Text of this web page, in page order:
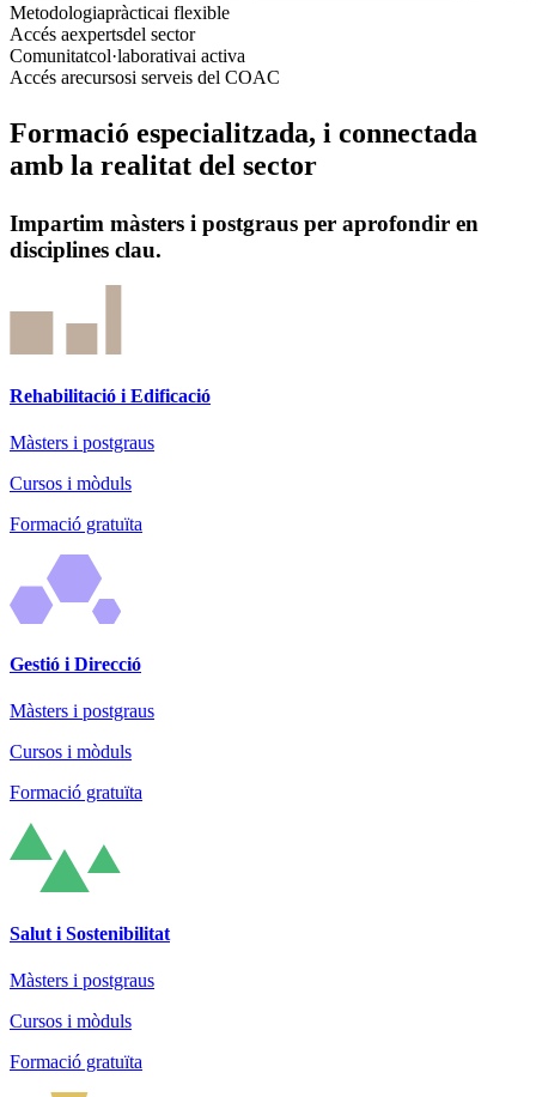
Metodologiapràcticai flexible
Accés aexpertsdel sector
Comunitatcol·laborativai activa
Accés arecursosi serveis del COAC
Formació especialitzada, i connectada
amb la realitat del sector
Impartim màsters i postgraus per aprofondir en
disciplines clau.
Rehabilitació i Edificació
Màsters i postgraus
Cursos i mòduls
Formació gratuïta
Gestió i Direcció
Màsters i postgraus
Cursos i mòduls
Formació gratuïta
Salut i Sostenibilitat
Màsters i postgraus
Cursos i mòduls
Formació gratuïta